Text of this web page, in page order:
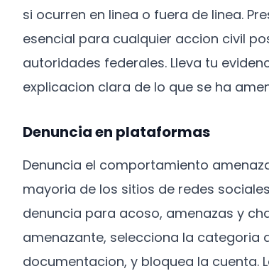
si ocurren en linea o fuera de linea.
esencial para cualquier accion civil
autoridades federales. Lleva tu
explicacion clara de lo que se ha
Denuncia en plataformas
Denuncia el comportamiento
mayoria de los sitios de redes
denuncia para acoso, amenazas y
amenazante, selecciona la
documentacion, y bloquea la cuenta.